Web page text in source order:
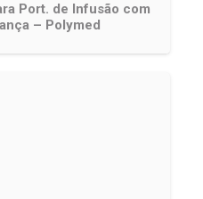
Port. de Infusão com
– Polymed